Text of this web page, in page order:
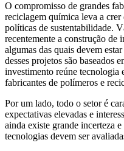
O compromisso de grandes
reciclagem química leva a crer
políticas de sustentabilidade.
recentemente a construção de
algumas das quais devem
desses projetos são baseados
investimento reúne tecnologia
fabricantes de polímeros e
Por um lado, todo o setor é
expectativas elevadas e
ainda existe grande incerteza
tecnologias devem ser